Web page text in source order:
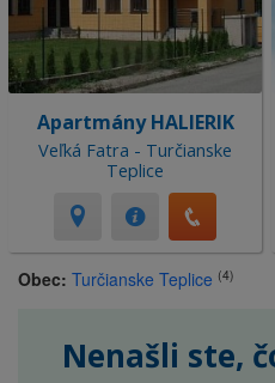
Apartmány HALIERIK
Veľká Fatra - Turčianske
Teplice
Obec: Turčianske Teplice (4)
Nenašli ste,